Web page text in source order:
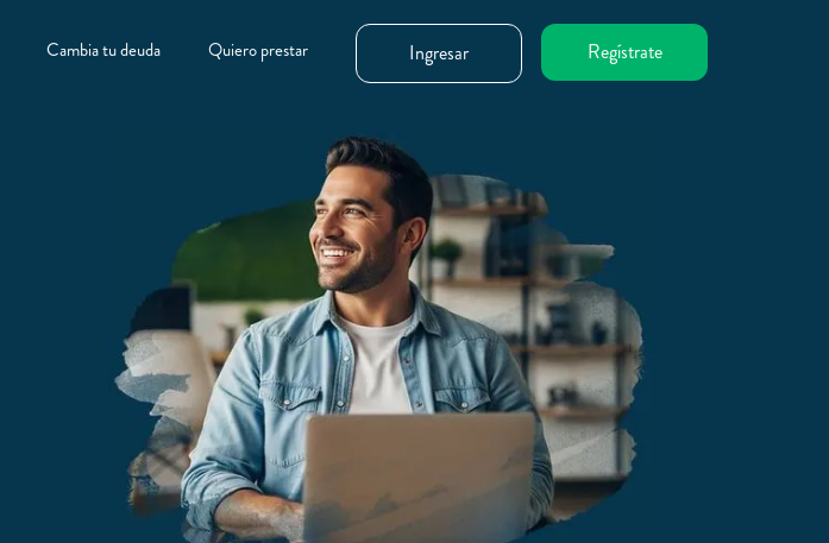
Cambia tu deuda Quiero prestar Ingresar Regístrate